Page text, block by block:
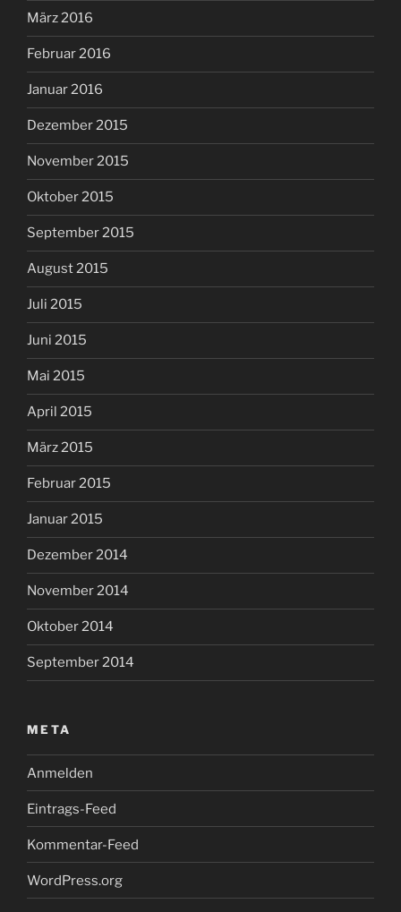
März 2016
Februar 2016
Januar 2016
Dezember 2015
November 2015
Oktober 2015
September 2015
August 2015
Juli 2015
Juni 2015
Mai 2015
April 2015
März 2015
Februar 2015
Januar 2015
Dezember 2014
November 2014
Oktober 2014
September 2014
META
Anmelden
Eintrags-Feed
Kommentar-Feed
WordPress.org